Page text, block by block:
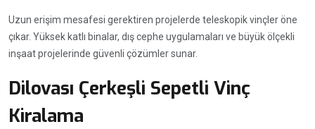
Uzun erişim mesafesi gerektiren projelerde teleskopik vinçler öne
çıkar. Yüksek katlı binalar, dış cephe uygulamaları ve büyük ölçekli
inşaat projelerinde güvenli çözümler sunar.
Dilovası Çerkeşli Sepetli Vinç
Kiralama